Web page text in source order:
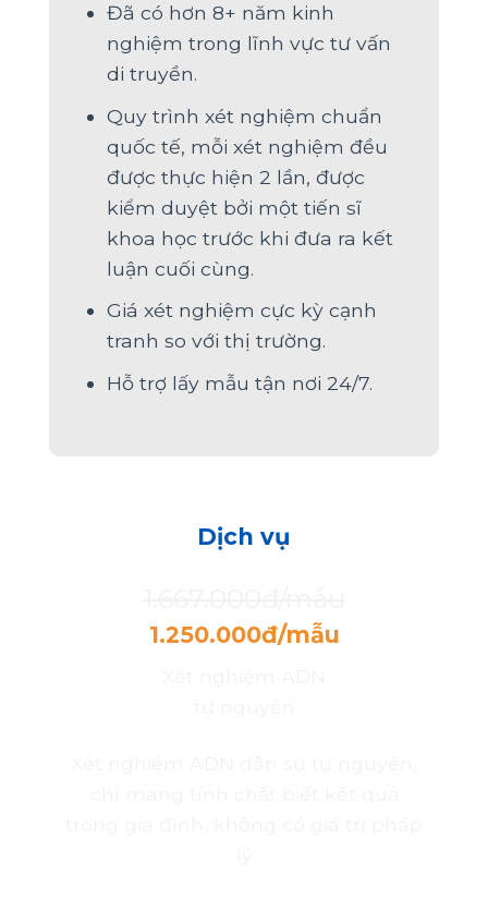
Đã có hơn 8+ năm kinh
nghiệm trong lĩnh vực tư vấn
di truyền.
Quy trình xét nghiệm chuẩn
quốc tế, mỗi xét nghiệm đều
được thực hiện 2 lần, được
kiểm duyệt bởi một tiến sĩ
khoa học trước khi đưa ra kết
luận cuối cùng.
Giá xét nghiệm cực kỳ cạnh
tranh so với thị trường.
Hỗ trợ lấy mẫu tận nơi 24/7.
Dịch vụ
1.250.000đ/mẫu